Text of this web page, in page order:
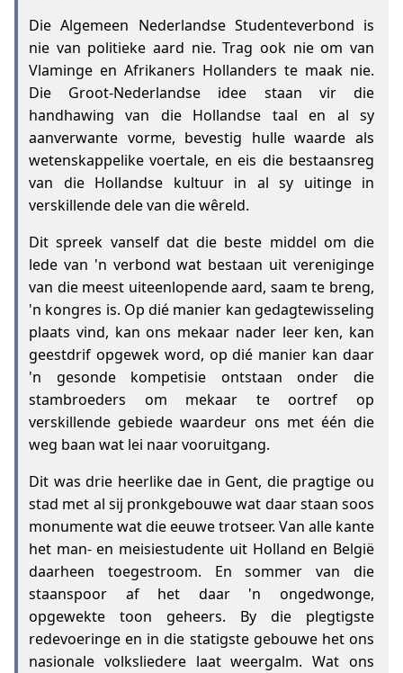
Die Algemeen Nederlandse Studenteverbond is
nie van politieke aard nie. Trag ook nie om van
Vlaminge en Afrikaners Hollanders te maak nie.
Die Groot-Nederlandse idee staan vir die
handhawing van die Hollandse taal en al sy
aanverwante vorme, bevestig hulle waarde als
wetenskappelike voertale, en eis die bestaansreg
van die Hollandse kultuur in al sy uitinge in
verskillende dele van die wêreld.
Dit spreek vanself dat die beste middel om die
lede van 'n verbond wat bestaan uit vereniginge
van die meest uiteenlopende aard, saam te breng,
'n kongres is. Op dié manier kan gedagtewisseling
plaats vind, kan ons mekaar nader leer ken, kan
geestdrif opgewek word, op dié manier kan daar
'n gesonde kompetisie ontstaan onder die
stambroeders om mekaar te oortref op
verskillende gebiede waardeur ons met één die
weg baan wat lei naar vooruitgang.
Dit was drie heerlike dae in Gent, die pragtige ou
stad met al sij pronkgebouwe wat daar staan soos
monumente wat die eeuwe trotseer. Van alle kante
het man- en meisiestudente uit Holland en België
daarheen toegestroom. En sommer van die
staanspoor af het daar 'n ongedwonge,
opgewekte toon geheers. By die plegtigste
redevoeringe en in die statigste gebouwe het ons
nasionale volksliedere laat weergalm. Wat ons